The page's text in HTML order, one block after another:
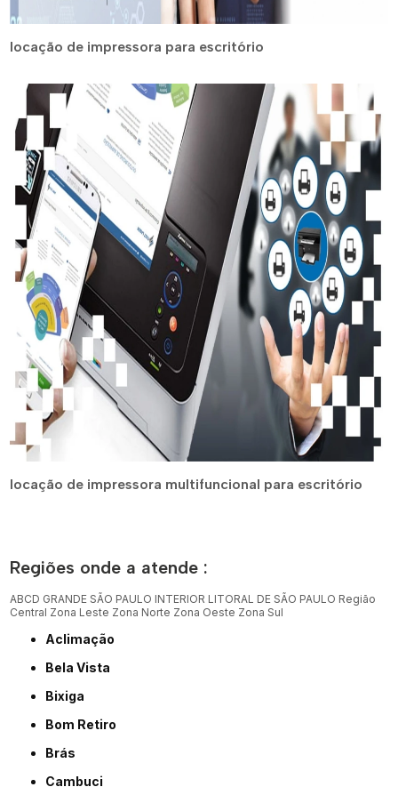
locação de impressora para escritório
locação de impressora multifuncional para escritório
Regiões onde a atende :
ABCD GRANDE SÃO PAULO INTERIOR LITORAL DE SÃO PAULO Região
Central Zona Leste Zona Norte Zona Oeste Zona Sul
Aclimação
Bela Vista
Bixiga
Bom Retiro
Brás
Cambuci